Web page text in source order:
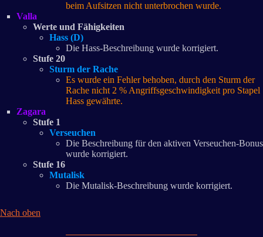
beim Aufsitzen nicht unterbrochen wurde.
Valla
Werte und Fähigkeiten
Hass (D)
Die Hass-Beschreibung wurde korrigiert.
Stufe 20
Sturm der Rache
Es wurde ein Fehler behoben, durch den Sturm der
Rache nicht 2 % Angriffsgeschwindigkeit pro Stapel
Hass gewährte.
Zagara
Stufe 1
Verseuchen
Die Beschreibung für den aktiven Verseuchen-Bonus
wurde korrigiert.
Stufe 16
Mutalisk
Die Mutalisk-Beschreibung wurde korrigiert.
Nach oben